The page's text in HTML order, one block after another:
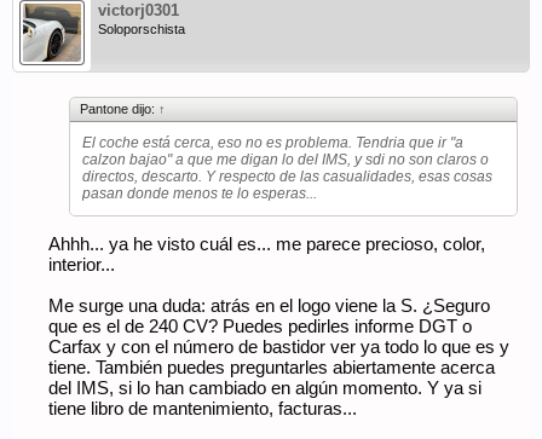
victorj0301
Soloporschista
Pantone dijo: ↑
El coche está cerca, eso no es problema. Tendria que ir "a
calzon bajao" a que me digan lo del IMS, y sdi no son claros o
directos, descarto. Y respecto de las casualidades, esas cosas
pasan donde menos te lo esperas...
Ahhh... ya he visto cuál es... me parece precioso, color,
interior...
Me surge una duda: atrás en el logo viene la S. ¿Seguro
que es el de 240 CV? Puedes pedirles informe DGT o
Carfax y con el número de bastidor ver ya todo lo que es y
tiene. También puedes preguntarles abiertamente acerca
del IMS, si lo han cambiado en algún momento. Y ya si
tiene libro de mantenimiento, facturas...